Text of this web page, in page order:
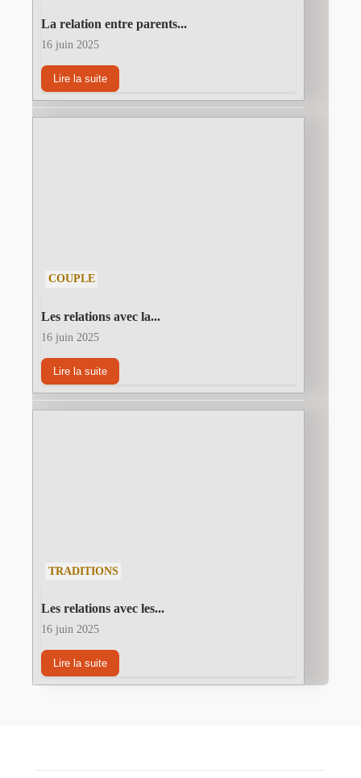
La relation entre parents...
16 juin 2025
Lire la suite
COUPLE
Les relations avec la...
16 juin 2025
Lire la suite
TRADITIONS
Les relations avec les...
16 juin 2025
Lire la suite